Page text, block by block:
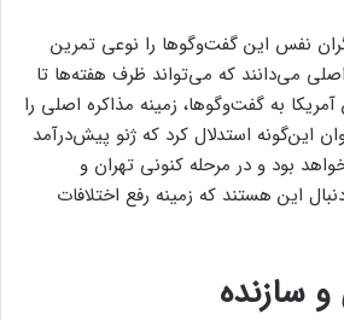
نفس این گفت‌وگوها را نوعی تمرین
می‌دانند که می‌تواند ظرف هفته‌ها تا
به گفت‌وگوها، زمینه مذاکره اصلی را
این‌گونه استدلال کرد که ژنو پیش‌درآمد
بود و در مرحله کنونی تهران و
این هستند که زمینه رفع اختلافات
سازنده